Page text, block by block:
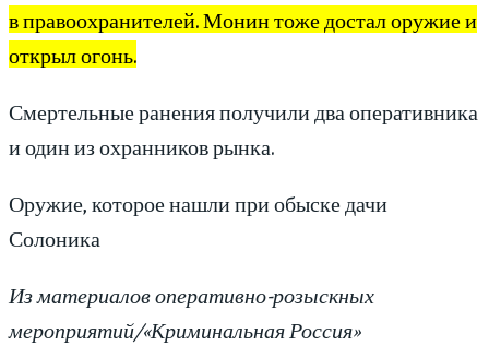
в правоохранителей. Монин тоже достал оружие и
открыл огонь.
Смертельные ранения получили два оперативника
и один из охранников рынка.
Оружие, которое нашли при обыске дачи
Солоника
Из материалов оперативно-розыскных
мероприятий/«Криминальная Россия»